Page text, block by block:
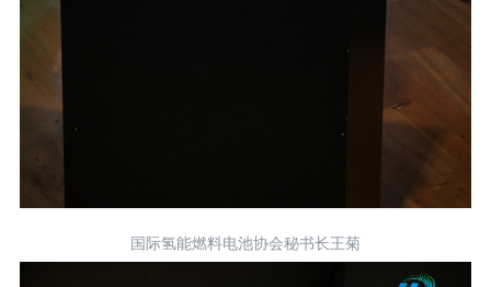
国际氢能燃料电池协会秘书长王菊